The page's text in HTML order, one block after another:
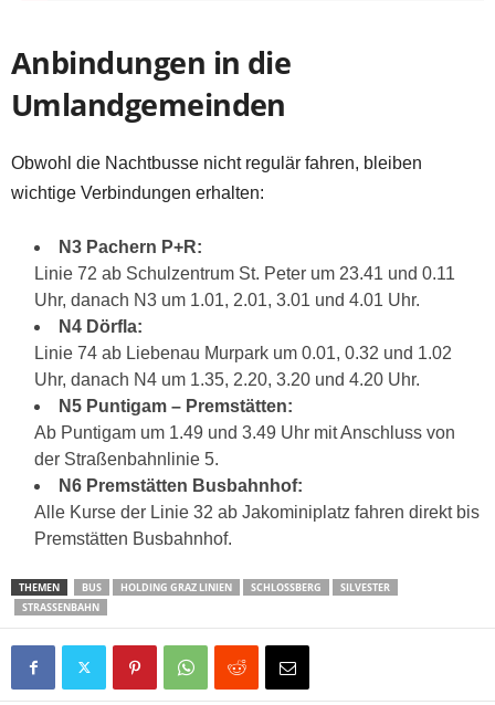
Anbindungen in die
Umlandgemeinden
Obwohl die Nachtbusse nicht regulär fahren, bleiben
wichtige Verbindungen erhalten:
N3 Pachern P+R:
Linie 72 ab Schulzentrum St. Peter um 23.41 und 0.11
Uhr, danach N3 um 1.01, 2.01, 3.01 und 4.01 Uhr.
N4 Dörfla:
Linie 74 ab Liebenau Murpark um 0.01, 0.32 und 1.02
Uhr, danach N4 um 1.35, 2.20, 3.20 und 4.20 Uhr.
N5 Puntigam – Premstätten:
Ab Puntigam um 1.49 und 3.49 Uhr mit Anschluss von
der Straßenbahnlinie 5.
N6 Premstätten Busbahnhof:
Alle Kurse der Linie 32 ab Jakominiplatz fahren direkt bis
Premstätten Busbahnhof.
THEMEN BUS HOLDING GRAZ LINIEN SCHLOSSBERG
SILVESTER
STRASSENBAHN